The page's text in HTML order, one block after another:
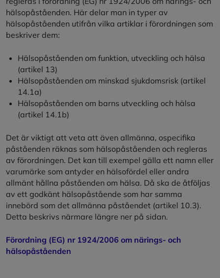
hälsopåståenden. Här delar man in typer av
hälsopåståenden utifrån vilka artiklar i förordningen som
beskriver dem:
Hälsopåståenden om funktion, utveckling och hälsa
(artikel 13)
Hälsopåståenden om minskad sjukdomsrisk (artikel
14.1a)
Hälsopåståenden om barns utveckling och hälsa
(artikel 14.1b)
Det är viktigt att veta att även allmänna, ospecifika
påståenden räknas som hälsopåståenden och regleras
av förordningen. Det kan till exempel gälla ett namn eller
varumärke som antyder en hälsofördel eller andra
allmänt hållna påståenden om hälsa. Då ska de åtföljas
av ett godkänt hälsopåstående som har samma
innebörd som det allmänna påståendet (artikel 10.3).
Detta beskrivs närmare längre ner på sidan.
Förordning (EG) nr 1924/2006 om närings- och
hälsopåståenden